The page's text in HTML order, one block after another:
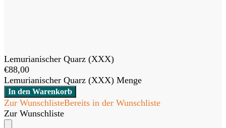
Lemurianischer Quarz (XXX)
€88,00
Lemurianischer Quarz (XXX) Menge
In den Warenkorb
Zur WunschlisteBereits in der Wunschliste
Zur Wunschliste